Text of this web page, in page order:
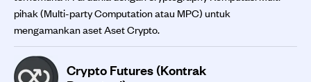
pihak (Multi-party Computation atau MPC) untuk
mengamankan aset Aset Crypto.
Crypto Futures (Kontrak